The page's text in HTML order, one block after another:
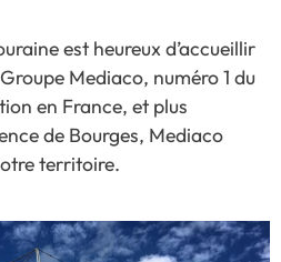
est heureux d’accueillir
Mediaco, numéro 1 du
en France, et plus
de Bourges, Mediaco
territoire.